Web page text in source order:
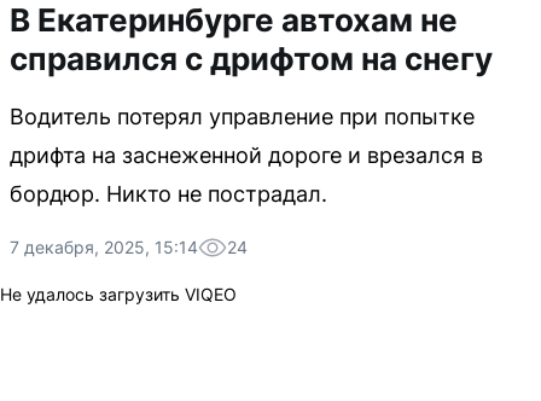
В Екатеринбурге автохам не
справился с дрифтом на снегу
Водитель потерял управление при попытке
дрифта на заснеженной дороге и врезался в
бордюр. Никто не пострадал.
7 декабря, 2025, 15:14 24
Не удалось загрузить VIQEO